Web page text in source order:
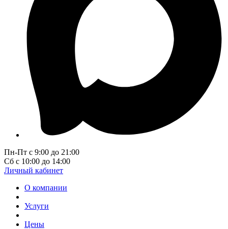
Пн-Пт с 9:00 до 21:00
Сб с 10:00 до 14:00
Личный кабинет
О компании
Услуги
Цены